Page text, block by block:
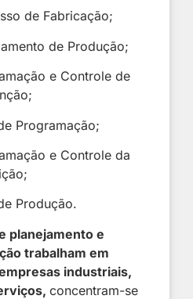
de Fabricação;
de Produção;
e Controle de
Programação;
e Controle da
Produção.
planejamento e
trabalham em
industriais,
concentram-se